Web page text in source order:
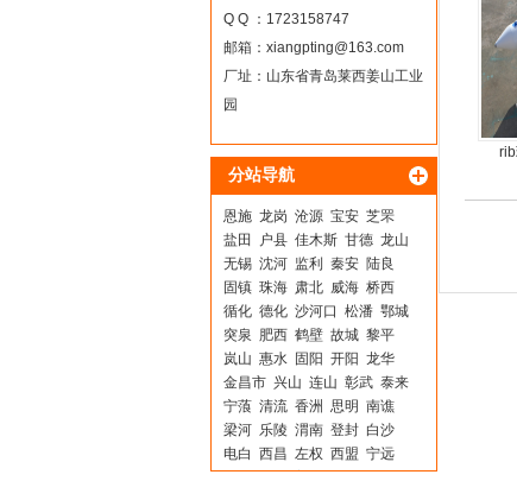
Q Q ：1723158747
邮箱： xiangpting@163.com
厂址：山东省青岛莱西姜山工业
园
分站导航
恩施 龙岗 沧源 宝安 芝罘
盐田
户县 佳木斯 甘德 龙山
无锡 沈河 监利 秦安 陆良
固镇 珠海 肃北 威海 桥西
循化 德化 沙河口 松潘 鄂城
突泉 肥西 鹤壁 故城 黎平
岚山 惠水 固阳 开阳 龙华
金昌市 兴山 连山 彰武 泰来
宁蒗 清流 香洲 思明 南谯
梁河 乐陵 渭南 登封 白沙
电白 西昌 左权 西盟 宁远